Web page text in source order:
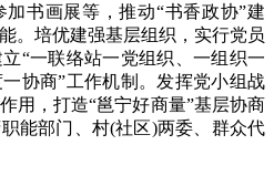
书画展等，推动“书香政协”建
。培优建强基层组织，实行党员
“一联络站一党组织、一组织一
协商”工作机制。发挥党小组战
用，打造“邕宁好商量”基层协商
能部门、村(社区)两委、群众代